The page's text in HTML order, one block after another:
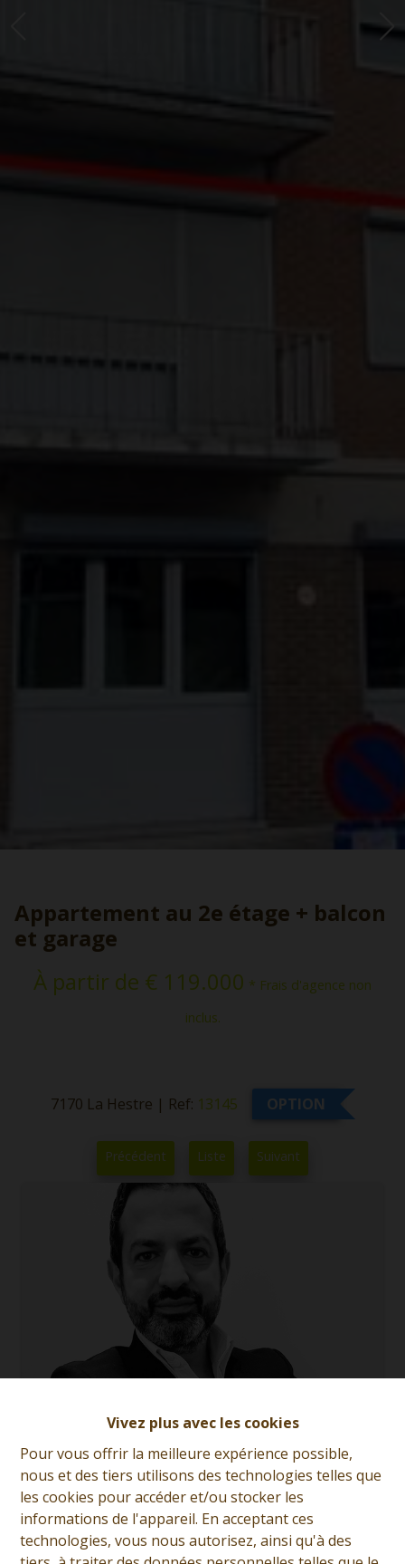
Vivez plus avec les cookies
Pour vous offrir la meilleure expérience possible,
nous et des tiers utilisons des technologies telles que
les cookies pour accéder et/ou stocker les
informations de l'appareil. En acceptant ces
technologies, vous nous autorisez, ainsi qu'à des
Appartement au 2e étage + balcon
et garage
À partir de € 119.000 * Frais d'agence non
inclus.
7170 La Hestre | Ref: 13145 OPTION
Précédent Liste Suivant
Giorgio Marsala
Demande d'informations